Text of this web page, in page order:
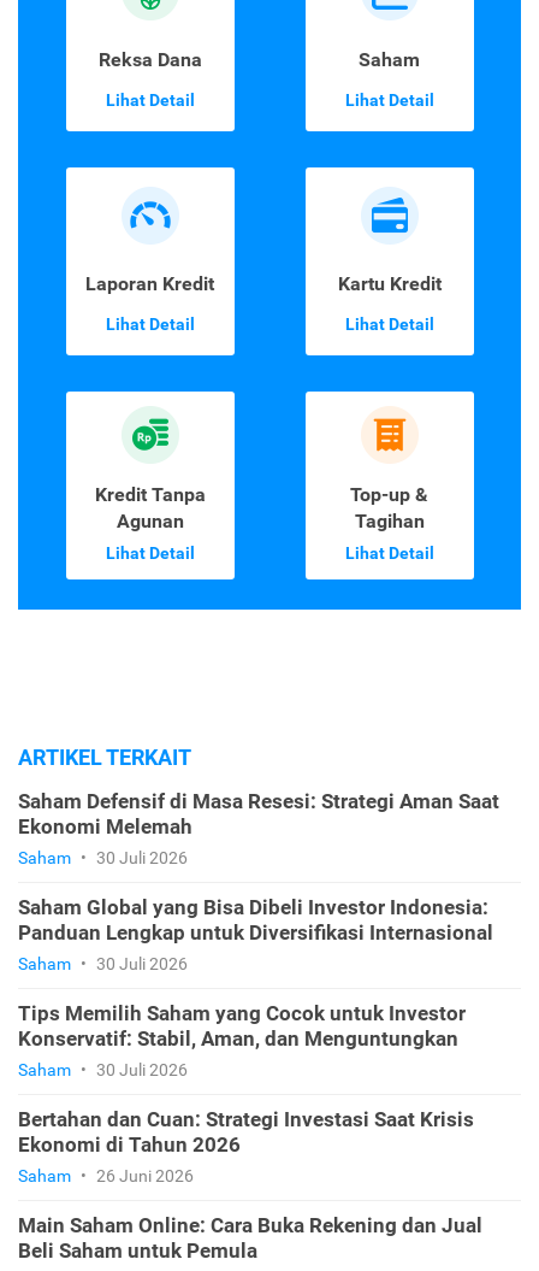
Reksa Dana
Lihat Detail
Saham
Lihat Detail
Laporan Kredit
Lihat Detail
Kartu Kredit
Lihat Detail
Kredit Tanpa
Agunan
Lihat Detail
Top-up &
Tagihan
Lihat Detail
ARTIKEL TERKAIT
Saham Defensif di Masa Resesi: Strategi Aman Saat
Ekonomi Melemah
Saham • 30 Juli 2026
Saham Global yang Bisa Dibeli Investor Indonesia:
Panduan Lengkap untuk Diversifikasi Internasional
Saham • 30 Juli 2026
Tips Memilih Saham yang Cocok untuk Investor
Konservatif: Stabil, Aman, dan Menguntungkan
Saham • 30 Juli 2026
Bertahan dan Cuan: Strategi Investasi Saat Krisis
Ekonomi di Tahun 2026
Saham • 26 Juni 2026
Main Saham Online: Cara Buka Rekening dan Jual
Beli Saham untuk Pemula